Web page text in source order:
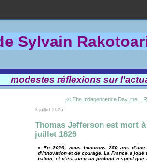
Sylvain Rakotoa
modestes réflexions sur
<< The Independence Day, the...
3 juillet 2026
Thomas Jefferson est mort
juillet 1826
« En 2026, nous honorons 250 ans
d’innovation et de courage. La France a
nation, et c’est avec un profond respect